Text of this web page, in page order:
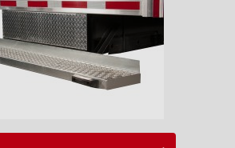
''Grip
pleine largeur